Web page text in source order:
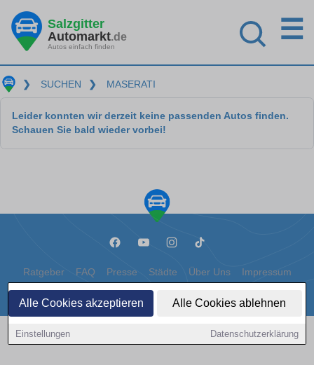
Alle Cookies akzeptieren Alle Cookies ablehnen
Einstellungen Datenschutzerklärung
Salzgitter
Automarkt.de
Autos einfach finden
☰
❯ SUCHEN ❯ MASERATI
Leider konnten wir derzeit keine passenden Autos finden.
Schauen Sie bald wieder vorbei!
Ratgeber FAQ Presse Städte Über Uns Impressum
Datenschutz Cookies
Copyright © 2000 - 2026 | 1A Infosysteme GmbH | Content by: 1a-sites-autos